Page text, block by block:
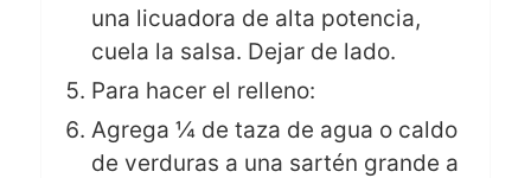
una licuadora de alta potencia,
cuela la salsa. Dejar de lado.
Para hacer el relleno:
Agrega ¼ de taza de agua o caldo
de verduras a una sartén grande a